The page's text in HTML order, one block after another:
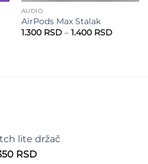
AUDIO
AirPods Max Stalak
1.300 RSD – 1.400 RSDRaspon
lite držač
RSDRaspon